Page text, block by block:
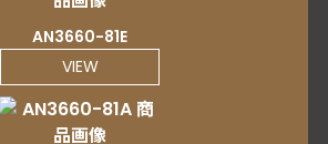
AN3660-81E
VIEW